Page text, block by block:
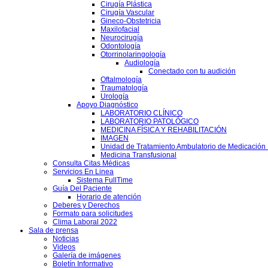
Cirugía Plástica
Cirugía Vascular
Gineco-Obstetricia
Maxilofacial
Neurocirugía
Odontología
Otorrinolaringología
Audiología
Conectado con tu audición
Oftalmología
Traumatología
Urología
Apoyo Diagnóstico
LABORATORIO CLÍNICO
LABORATORIO PATOLÓGICO
MEDICINA FÍSICA Y REHABILITACIÓN
IMAGEN
Unidad de Tratamiento Ambulatorio de Medicación
Medicina Transfusional
Consulta Citas Médicas
Servicios En Linea
Sistema FullTime
Guía Del Paciente
Horario de atención
Deberes y Derechos
Formato para solicitudes
Clima Laboral 2022
Sala de prensa
Noticias
Videos
Galería de imágenes
Boletín Informativo